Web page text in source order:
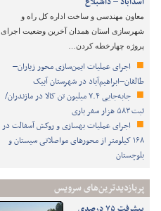
معاون مهندسی و ساخت اداره کل راه و
شهرسازی استان همدان آخرین وضعیت اجرای
پروژه چهارخطه کردن…
اجرای عملیات ایمن‌سازی محور زیاران–
طالقان–ابراهیم‌آباد در شهرستان آبیک
جابه‌جایی ۷.۴ میلیون تن کالا در مازندران/
ثبت ۵۸۳ هزار سفر باری
اجرای عملیات بهسازی و روکش آسفالت در
۱۶۸ کیلومتر از محورهای مواصلاتی سیستان و
بلوچستان
پربازدیدترین‌های سرویس